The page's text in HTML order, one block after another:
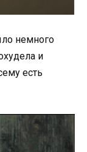
немного
и
есть